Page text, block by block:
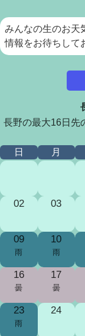
みんなの生のお天
情報をお待ちして
長野の最大16日先
日
月
02 03
09
雨
10
雨
16
曇
17
曇
23
雨
24